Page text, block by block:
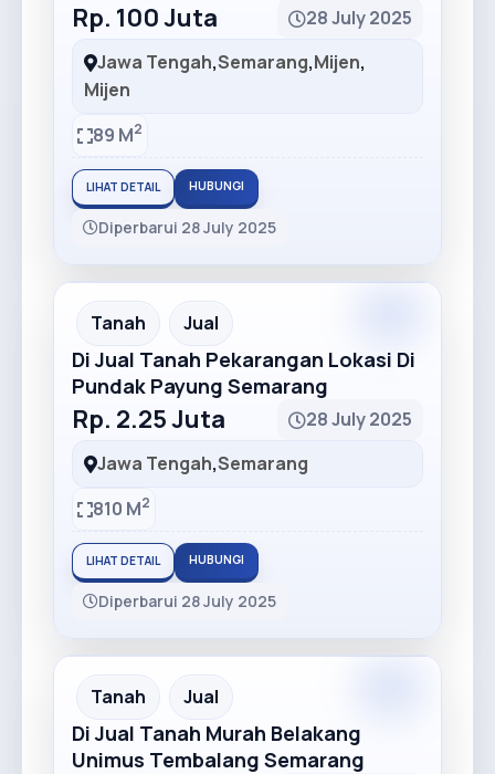
Rp. 100 Juta
28 July 2025
Jawa Tengah,Semarang,Mijen,
Mijen
89 M2
LIHAT DETAIL HUBUNGI
Diperbarui 28 July 2025
Recommended
Tanah Jual
Di Jual Tanah Pekarangan Lokasi Di
Pundak Payung Semarang
Rp. 2.25 Juta
28 July 2025
Jawa Tengah,Semarang
810 M2
LIHAT DETAIL HUBUNGI
Diperbarui 28 July 2025
Recommended
Tanah Jual
Di Jual Tanah Murah Belakang
Unimus Tembalang Semarang